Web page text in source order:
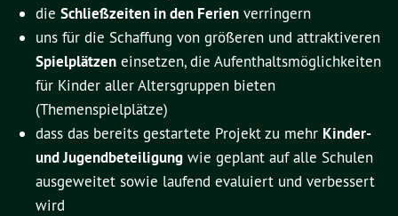
die Schließzeiten in den Ferien verringern
uns für die Schaffung von größeren und attraktiveren
Spielplätzen einsetzen, die Aufent­halts­möglich­keiten
für Kinder aller Altersgruppen bieten
(Themenspielplätze)
dass das bereits gestartete Projekt zu mehr Kinder-
und Jugendbeteiligung wie geplant auf alle Schulen
ausgeweitet sowie laufend evaluiert und verbessert
wird